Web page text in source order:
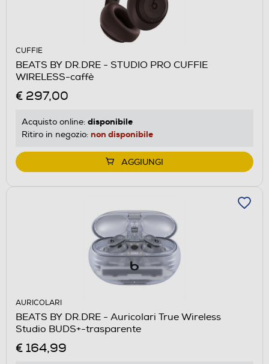
CUFFIE
BEATS BY DR.DRE - STUDIO PRO CUFFIE
WIRELESS-caffè
€ 297,00
Acquisto online: disponibile
Ritiro in negozio: non disponibile
AGGIUNGI
AURICOLARI
BEATS BY DR.DRE - Auricolari True Wireless
Studio BUDS+-trasparente
€ 164,99